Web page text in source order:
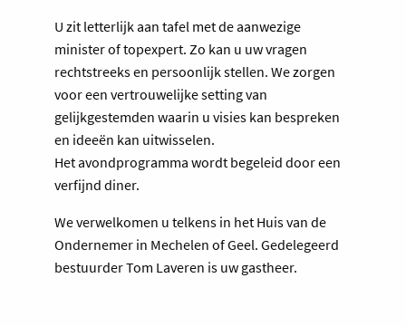
U zit letterlijk aan tafel met de aanwezige
minister of topexpert. Zo kan u uw vragen
rechtstreeks en persoonlijk stellen. We zorgen
voor een vertrouwelijke setting van
gelijkgestemden waarin u visies kan bespreken
en ideeën kan uitwisselen.
Het avondprogramma wordt begeleid door een
verfijnd diner.
We verwelkomen u telkens in het Huis van de
Ondernemer in Mechelen of Geel. Gedelegeerd
bestuurder Tom Laveren is uw gastheer.